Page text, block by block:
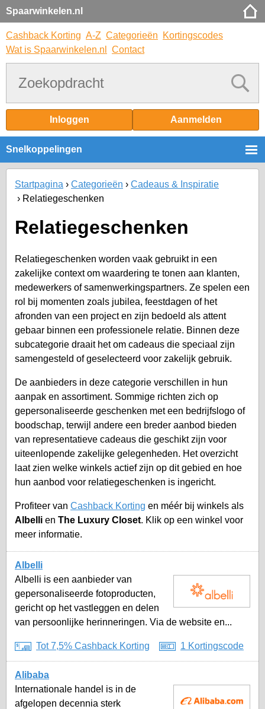
Spaarwinkelen.nl
Cashback Korting A-Z Categorieën
Kortingscodes
Wat is Spaarwinkelen.nl
Contact
Inloggen Aanmelden
Snelkoppelingen
Startpagina Categorieën
Cadeaus & Inspiratie
Relatiegeschenken
Relatiegeschenken
Relatiegeschenken worden vaak gebruikt in een
zakelijke context om waardering te tonen aan klanten,
medewerkers of samenwerkingspartners. Ze spelen een
rol bij momenten zoals jubilea, feestdagen of het
afronden van een project en zijn bedoeld als attent
gebaar binnen een professionele relatie. Binnen deze
subcategorie draait het om cadeaus die speciaal zijn
samengesteld of geselecteerd voor zakelijk gebruik.
De aanbieders in deze categorie verschillen in hun
aanpak en assortiment. Sommige richten zich op
gepersonaliseerde geschenken met een bedrijfslogo of
boodschap, terwijl andere een breder aanbod bieden
van representatieve cadeaus die geschikt zijn voor
uiteenlopende zakelijke gelegenheden. Het overzicht
laat zien welke winkels actief zijn op dit gebied en hoe
hun aanbod voor relatiegeschenken is ingericht.
Profiteer van Cashback Korting en méér bij winkels als
Albelli en The Luxury Closet. Klik op een winkel voor
meer informatie.
Albelli
Albelli is een aanbieder van
gepersonaliseerde fotoproducten,
gericht op het vastleggen en delen
van persoonlijke herinneringen. Via de website en...
Tot 7,5% Cashback Korting 1 Kortingscode
Alibaba
Internationale handel is in de
afgelopen decennia sterk